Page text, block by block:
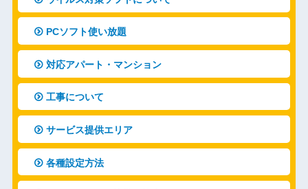
PCソフト使い放題
対応アパート・マンション
工事について
サービス提供エリア
各種設定方法